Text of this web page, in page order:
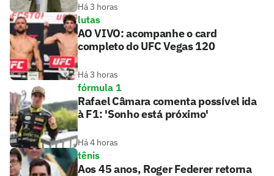
Há 3 horas
lutas
AO VIVO: acompanhe o card
completo do UFC Vegas 120
Há 3 horas
fórmula 1
Rafael Câmara comenta possível ida
à F1: 'Sonho está próximo'
Há 4 horas
tênis
Aos 45 anos, Roger Federer retorna